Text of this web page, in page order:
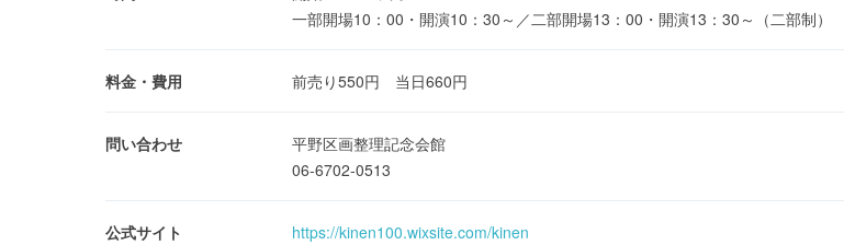
一部開場10：00・開演10：30～／二部開場13：00・開演13：30～（二部制）
料金・費用 前売り550円 当日660円
問い合わせ
平野区画整理記念会館
06-6702-0513
公式サイト https://kinen100.wixsite.com/kinen